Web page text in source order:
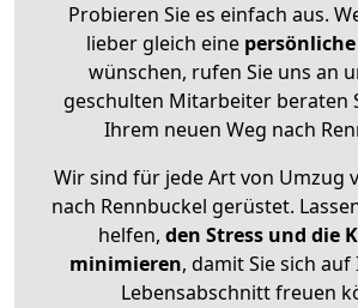
Probieren Sie es einfach aus.
lieber gleich eine
wünschen, rufen Sie uns an
geschulten Mitarbeiter beraten
Ihrem neuen Weg nach
Wir sind für jede Art von Umzug
nach Rennbuckel gerüstet.
helfen, den Stress und die
minimieren, damit Sie sich
Lebensabschnitt freuen